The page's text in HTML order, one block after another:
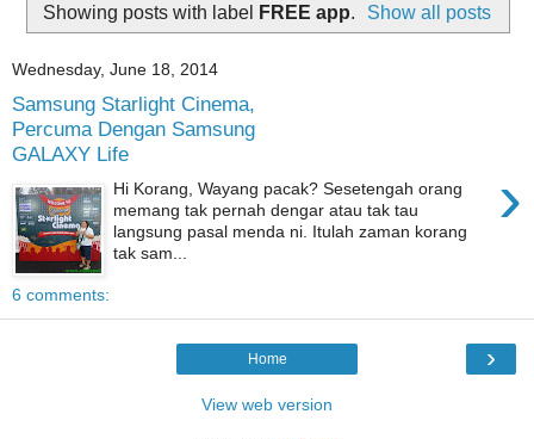
Showing posts with label FREE app. Show all posts
Wednesday, June 18, 2014
Samsung Starlight Cinema,
Percuma Dengan Samsung
GALAXY Life
›
Hi Korang, Wayang pacak? Sesetengah orang
memang tak pernah dengar atau tak tau
langsung pasal menda ni. Itulah zaman korang
tak sam...
6 comments:
›
Home
View web version